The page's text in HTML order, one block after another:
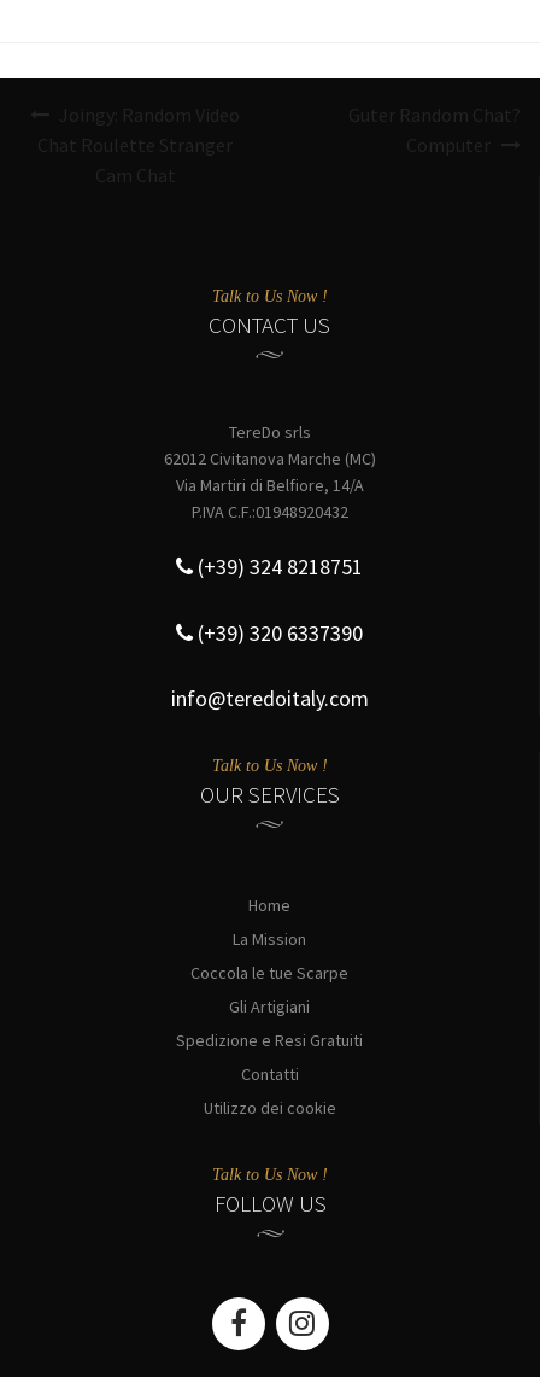
Joingy: Random Video
Chat Roulette Stranger
Cam Chat
Guter Random Chat?
Computer
Talk to Us Now !
CONTACT US
TereDo srls
62012 Civitanova Marche (MC)
Via Martiri di Belfiore, 14/A
P.IVA C.F.:01948920432
(+39) 324 8218751
(+39) 320 6337390
info@teredoitaly.com
Talk to Us Now !
OUR SERVICES
Home
La Mission
Coccola le tue Scarpe
Gli Artigiani
Spedizione e Resi Gratuiti
Contatti
Utilizzo dei cookie
Talk to Us Now !
FOLLOW US